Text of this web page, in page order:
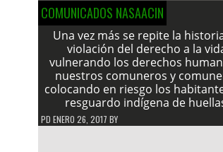
COMUNICADOS NASAACIN
Una vez más se repite la
violación del derecho a la
vulnerando los derechos
nuestros comuneros y
colocando en riesgo los
resguardo indígena de
PD ENERO 26, 2017 BY